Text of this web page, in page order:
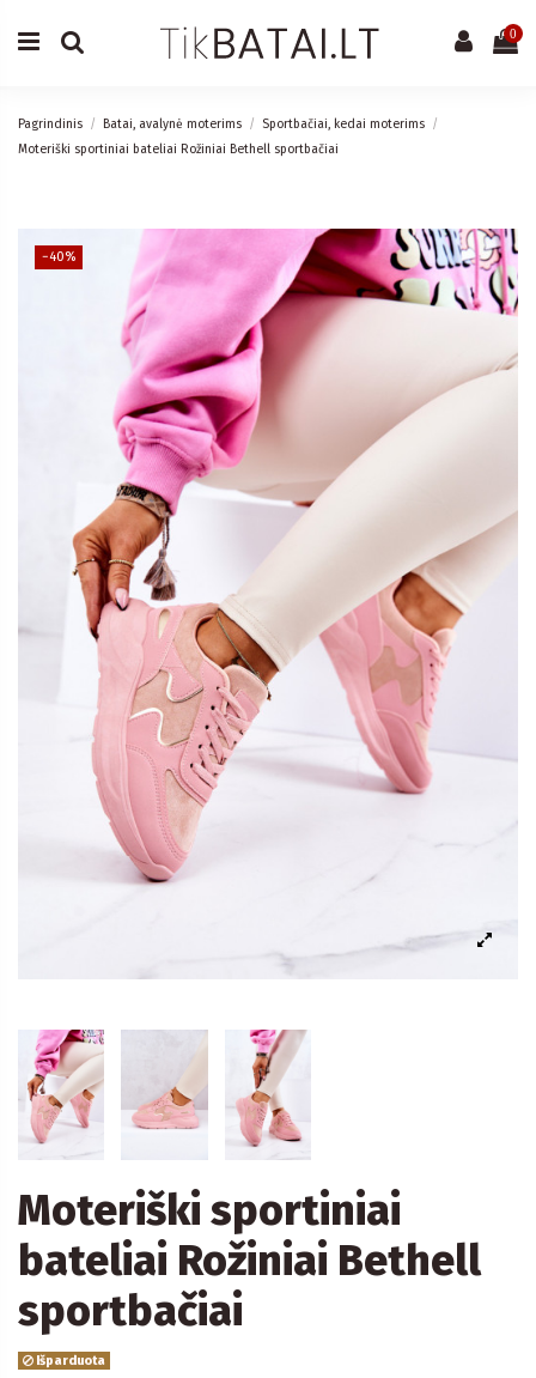
0
Pagrindinis Batai, avalynė moterims
Sportbačiai, kedai moterims
Moteriški sportiniai bateliai Rožiniai Bethell sportbačiai
−40%
Moteriški sportiniai
bateliai Rožiniai Bethell
sportbačiai
Išparduota